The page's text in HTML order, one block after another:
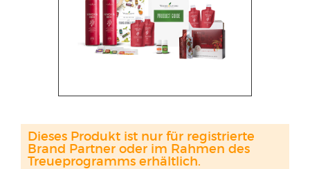
Dieses Produkt ist nur für registrierte
Brand Partner oder im Rahmen des
Treueprogramms erhältlich.